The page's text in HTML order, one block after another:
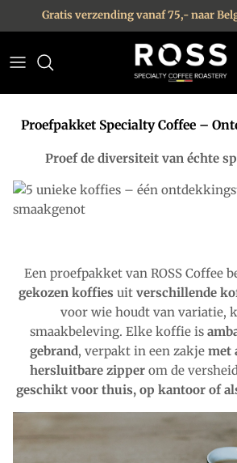
Ga naar inhoud
Gratis verzending vanaf 75,- naar
Proefpakket Specialty Coffee –
Proef de diversiteit van échte
Een proefpakket van ROSS Coffee
gekozen koffies uitverschillende
voor wie houdt van variatie,
smaakbeleving. Elke koffie is
gebrand, verpakt in een zakje met
hersluitbare zipperom de
geschikt voor thuis, op kantoor of